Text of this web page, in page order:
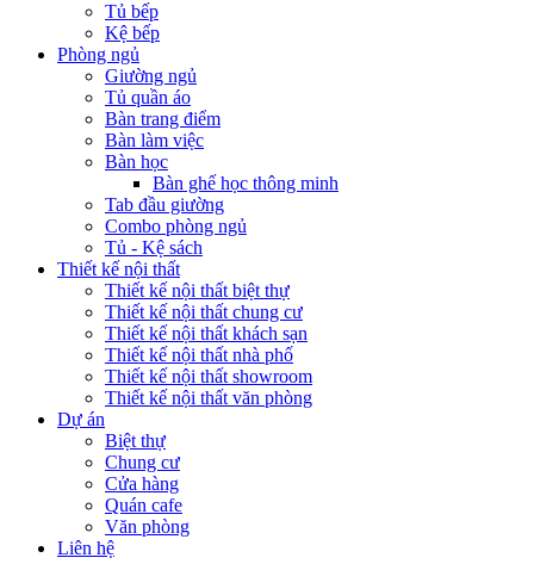
Tủ bếp
Kệ bếp
Phòng ngủ
Giường ngủ
Tủ quần áo
Bàn trang điểm
Bàn làm việc
Bàn học
Bàn ghế học thông minh
Tab đầu giường
Combo phòng ngủ
Tủ - Kệ sách
Thiết kế nội thất
Thiết kế nội thất biệt thự
Thiết kế nội thất chung cư
Thiết kế nội thất khách sạn
Thiết kế nội thất nhà phố
Thiết kế nội thất showroom
Thiết kế nội thất văn phòng
Dự án
Biệt thự
Chung cư
Cửa hàng
Quán cafe
Văn phòng
Liên hệ